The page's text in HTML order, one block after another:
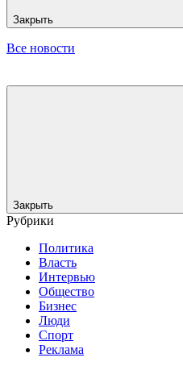
Закрыть
Все новости
Закрыть
Рубрики
Политика
Власть
Интервью
Общество
Бизнес
Люди
Спорт
Реклама